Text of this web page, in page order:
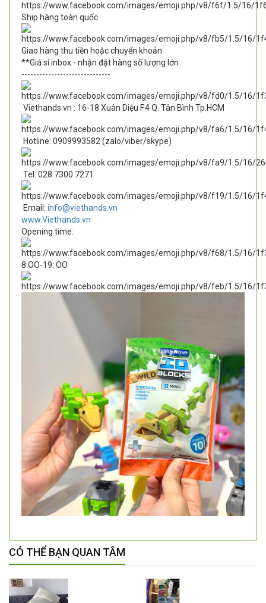
Ship hàng toàn quốc
Giao hàng thu tiền hoặc chuyển khoản
**Giá sỉ inbox - nhận đặt hàng số lượng lớn
------------------------------
Viethands.vn : 16-18 Xuân Diệu F.4 Q. Tân Bình Tp.HCM
Hotline: 0909993582 (zalo/viber/skype)
Tel: 028 7300 7271
Email: info@viethands.vn
www.Viethands.vn
Opening time:
8:OO-19: OO
CÓ THỂ BẠN QUAN TÂM